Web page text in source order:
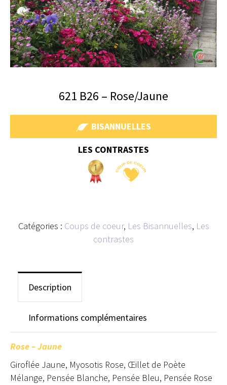
621 B26 – Rose/Jaune
BISANNUELLES
LES CONTRASTES
Catégories : Coups de coeur, Les Bisannuelles, Les
contrastes
Description
Informations complémentaires
Rose – Jaune
Giroflée Jaune, Myosotis Rose, Œillet de Poète
Mélange, Pensée Blanche, Pensée Bleu, Pensée Rose